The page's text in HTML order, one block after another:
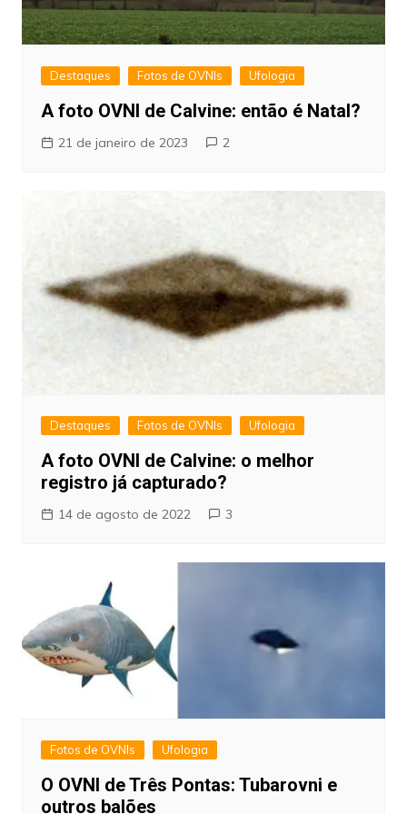
Destaques Fotos de OVNIs Ufologia
A foto OVNI de Calvine: então é Natal?
21 de janeiro de 2023 2
Destaques Fotos de OVNIs Ufologia
A foto OVNI de Calvine: o melhor
registro já capturado?
14 de agosto de 2022 3
Fotos de OVNIs Ufologia
O OVNI de Três Pontas: Tubarovni e
outros balões